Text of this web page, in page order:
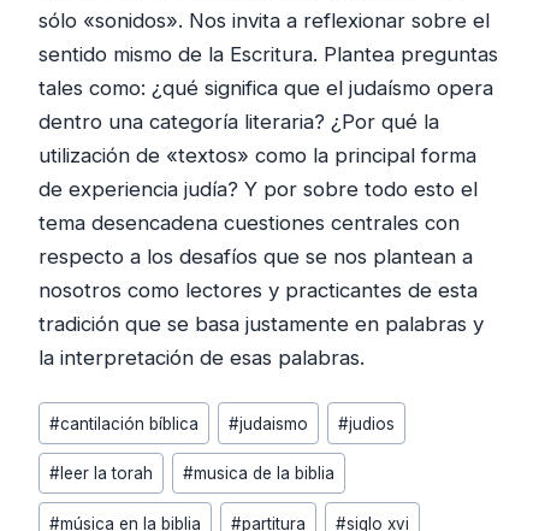
sólo «sonidos». Nos invita a reflexionar sobre el
sentido mismo de la Escritura. Plantea preguntas
tales como: ¿qué significa que el judaísmo opera
dentro una categoría literaria? ¿Por qué la
utilización de «textos» como la principal forma
de experiencia judía? Y por sobre todo esto el
tema desencadena cuestiones centrales con
respecto a los desafíos que se nos plantean a
nosotros como lectores y practicantes de esta
tradición que se basa justamente en palabras y
la interpretación de esas palabras.
Etiquetas
de
la
entrada:
#cantilación bíblica #judaismo #judios
#leer la torah #musica de la biblia
#música en la biblia #partitura #siglo xvi